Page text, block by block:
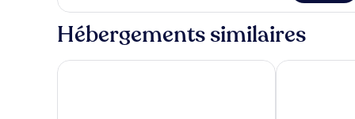
le
type
de
Chambre
Hébergements similaires
Hotel Royal Hotel